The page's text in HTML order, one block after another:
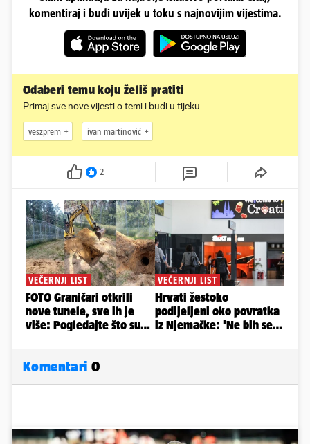
komentiraj i budi uvijek u toku s najnovijim vijestima.
Odaberi temu koju želiš pratiti
Primaj sve nove vijesti o temi i budi u tijeku
veszprem ivan martinović
2
Komentari 0